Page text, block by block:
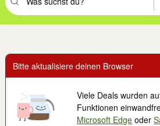
Suchbegriff eingeben. Eingabetaste
Bitte aktualisiere deinen Browser
Viele Deals wurden
Funktionen
Microsoft Edge oder